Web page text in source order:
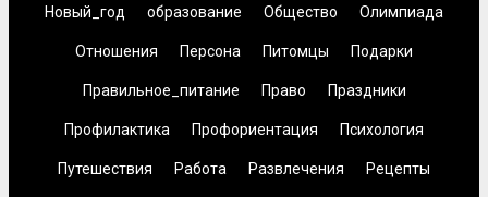
Новый_год образование Общество Олимпиада
Отношения Персона Питомцы Подарки
Правильное_питание Право Праздники
Профилактика Профориентация Психология
Путешествия Работа Развлечения Рецепты